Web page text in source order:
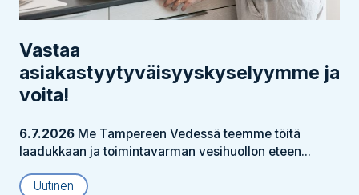
Vastaa
asiakastyytyväisyyskyselyymme ja
voita!
6.7.2026 Me Tampereen Vedessä teemme töitä
laadukkaan ja toimintavarman vesihuollon eteen...
Uutinen